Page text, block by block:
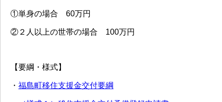
①単身の場合 60万円
②２人以上の世帯の場合 100万円
【要綱・様式】
・ 福島町移住支援金交付要綱